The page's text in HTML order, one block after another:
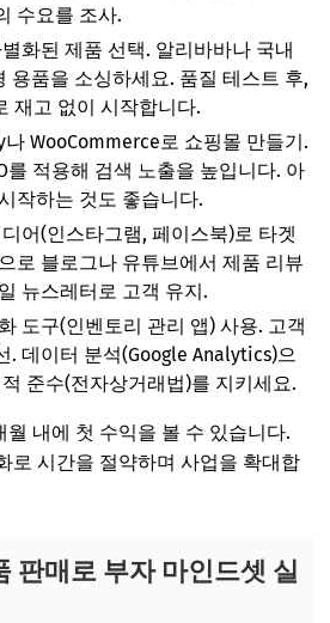
수요를 조사.
화된 제품 선택. 알리바바나 국내
용품을 소싱하세요. 품질 테스트 후,
재고 없이 시작합니다.
WooCommerce로 쇼핑몰 만들기.
를 적용해 검색 노출을 높입니다. 아
작하는 것도 좋습니다.
어(인스타그램, 페이스북)로 타겟
로 블로그나 유튜브에서 제품 리뷰
뉴스레터로 고객 유지.
도구(인벤토리 관리 앱) 사용. 고객
. 데이터 분석(Google Analytics)으
준수(전자상거래법)를 지키세요.
월 내에 첫 수익을 볼 수 있습니다.
로 시간을 절약하며 사업을 확대합
판매로 부자 마인드셋 실